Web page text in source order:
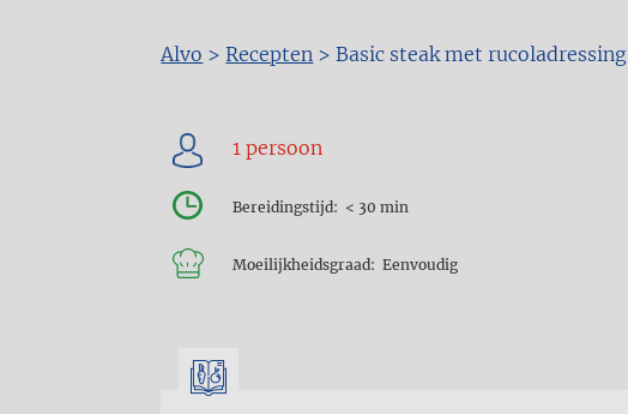
Kruimelpad
Alvo > Recepten >Basic steak met rucoladressing
Bereidingstijd < 30 min
Moeilijkheidsgraad Eenvoudig